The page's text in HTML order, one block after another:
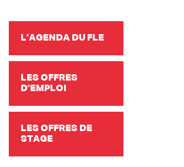
L’AGENDA DU FLE
LES OFFRES
D'EMPLOI
LES OFFRES DE
STAGE